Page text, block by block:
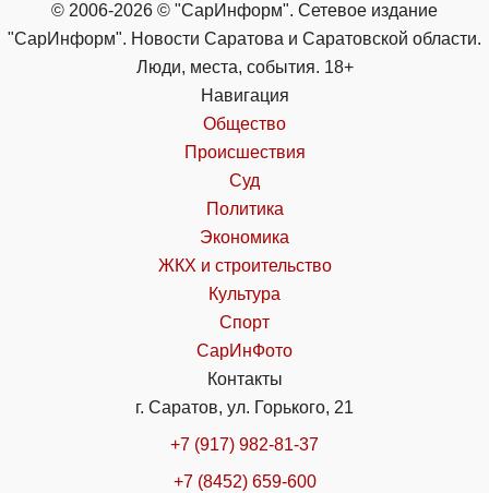
© 2006-2026 © "СарИнформ". Сетевое издание
"СарИнформ". Новости Саратова и Саратовской области.
Люди, места, события. 18+
Навигация
Общество
Происшествия
Суд
Политика
Экономика
ЖКХ и строительство
Культура
Спорт
СарИнФото
Контакты
г. Саратов, ул. Горького, 21
+7 (917) 982-81-37
+7 (8452) 659-600